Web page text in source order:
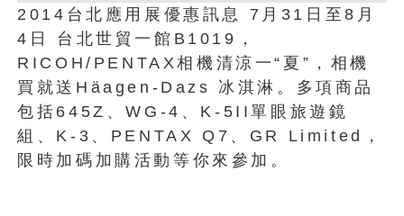
2014台北應用展優惠訊息 7月31日至8月
4日 台北世貿一館B1019，
RICOH/PENTAX相機清涼一“夏”，相機
買就送Häagen-Dazs 冰淇淋。多項商品
包括645Z、WG-4、K-5II單眼旅遊鏡
組、K-3、PENTAX Q7、GR Limited，
限時加碼加購活動等你來參加。